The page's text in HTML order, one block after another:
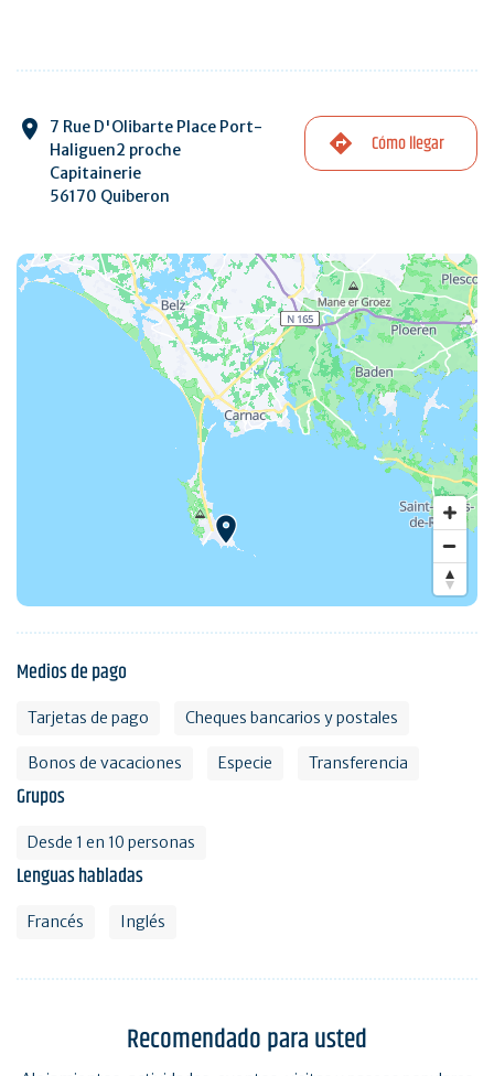
7 Rue D'Olibarte Place Port-
Haliguen2 proche
Capitainerie
56170 Quiberon
Cómo llegar
Medios de pago
Tarjetas de pago Cheques bancarios y postales
Bonos de vacaciones Especie Transferencia
Grupos
Desde 1 en 10 personas
Lenguas habladas
Francés Inglés
Recomendado para usted